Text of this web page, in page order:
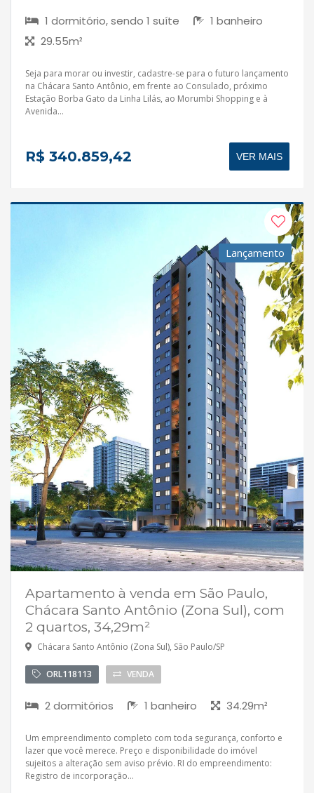
1 dormitório, sendo 1 suíte
1 banheiro
29.55m²
Seja para morar ou investir, cadastre-se para o futuro lançamento
na Chácara Santo Antônio, em frente ao Consulado, próximo
Estação Borba Gato da Linha Lilás, ao Morumbi Shopping e à
Avenida...
R$ 340.859,42 VER MAIS
Lançamento
Apartamento à venda em São Paulo,
Chácara Santo Antônio (Zona Sul), com
2 quartos, 34,29m²
Chácara Santo Antônio (Zona Sul), São Paulo/SP
ORL118113 VENDA
2 dormitórios 1 banheiro 34.29m²
Um empreendimento completo com toda segurança, conforto e
lazer que você merece. Preço e disponibilidade do imóvel
sujeitos a alteração sem aviso prévio. RI do empreendimento:
Registro de incorporação...